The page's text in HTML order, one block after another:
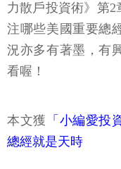
力散戶投資術》第
注哪些美國重要總
況亦多有著墨，有
看喔！
本文獲 「小編愛投
總經就是天時